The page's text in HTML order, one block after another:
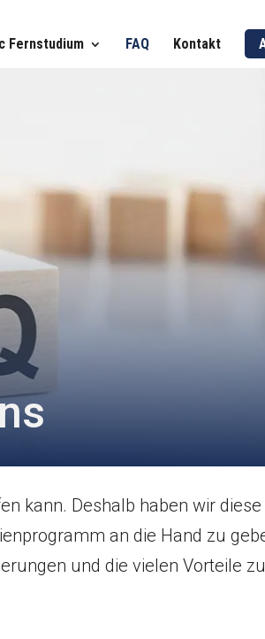
Fernstudium FAQ Kontakt
kann. Deshalb haben wir diese
an die Hand zu
und die vielen Vorteile